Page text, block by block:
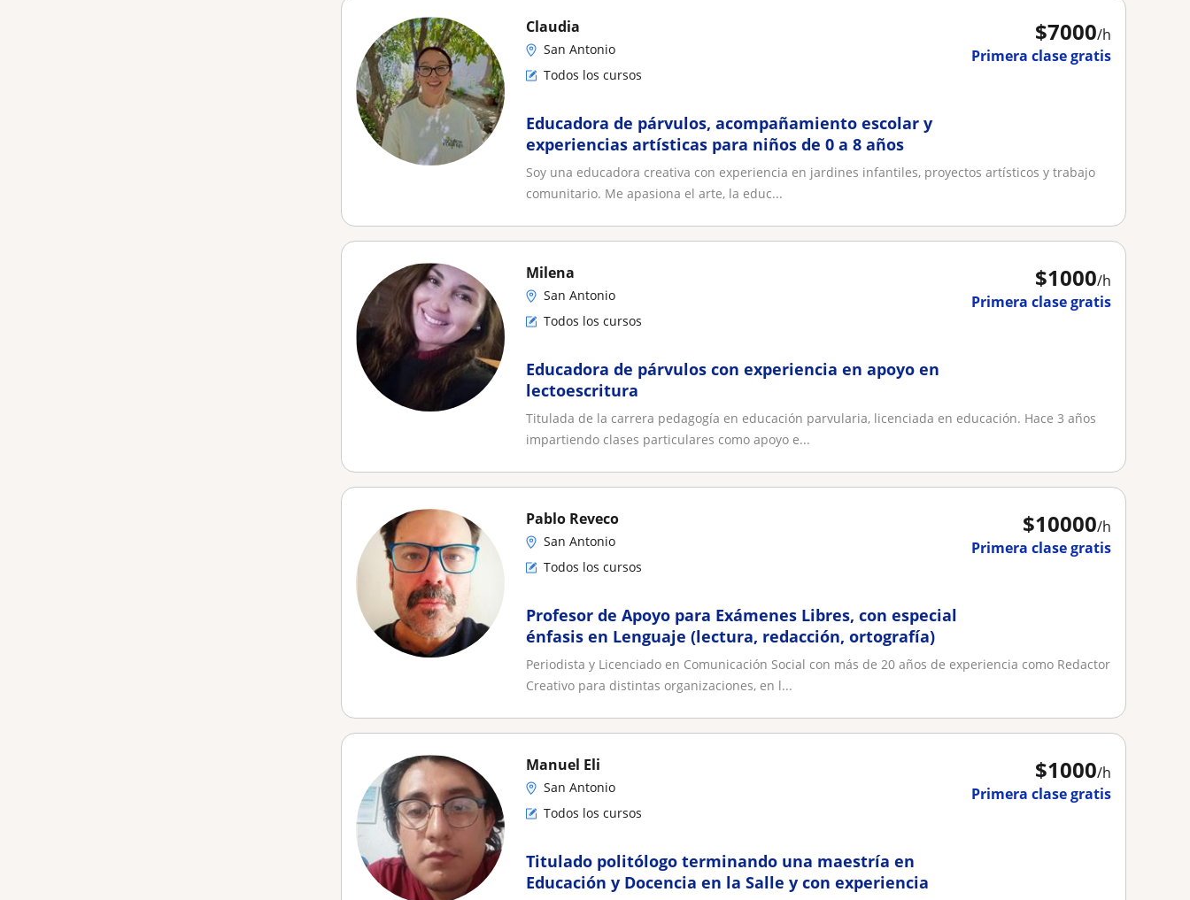
$7000/h
Primera clase gratis
Claudia
San Antonio
Todos los cursos
Educadora de párvulos, acompañamiento escolar y
experiencias artísticas para niños de 0 a 8 años
Soy una educadora creativa con experiencia en jardines infantiles, proyectos artísticos y trabajo
comunitario. Me apasiona el arte, la educ...
$1000/h
Primera clase gratis
Milena
San Antonio
Todos los cursos
Educadora de párvulos con experiencia en apoyo en
lectoescritura
Titulada de la carrera pedagogía en educación parvularia, licenciada en educación. Hace 3 años
impartiendo clases particulares como apoyo e...
$10000/h
Primera clase gratis
Pablo Reveco
San Antonio
Todos los cursos
Profesor de Apoyo para Exámenes Libres, con especial
énfasis en Lenguaje (lectura, redacción, ortografía)
Periodista y Licenciado en Comunicación Social con más de 20 años de experiencia como Redactor
Creativo para distintas organizaciones, en l...
$1000/h
Primera clase gratis
Manuel Eli
San Antonio
Todos los cursos
Titulado politólogo terminando una maestría en
Educación y Docencia en la Salle y con experiencia